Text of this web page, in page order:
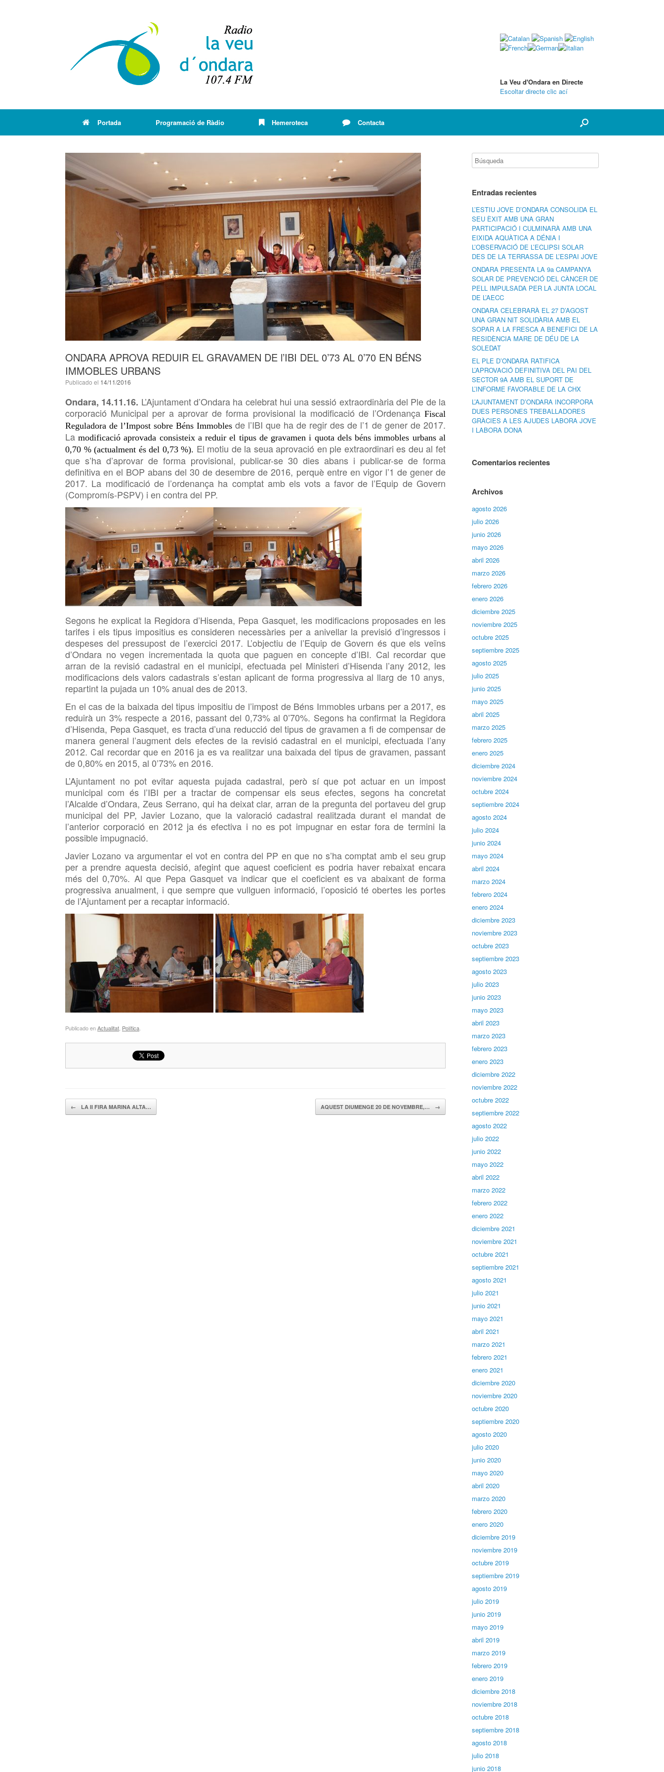
La Veu d'Ondara en Directe
Escoltar directe clic ací
Portada Programació de Ràdio Hemeroteca Contacta
ONDARA APROVA REDUIR EL GRAVAMEN DE l’IBI DEL 0’73 AL 0’70 EN BÉNS
IMMOBLES URBANS
Publicado el 14/11/2016
Ondara, 14.11.16. L’Ajuntament d’Ondara ha celebrat hui unasessió extraordinàriadel Ple de la
corporació Municipal per a aprovar de forma provisional la modificació de l’OrdenançaFiscal
Reguladora de l’Impost sobre Béns Immoblesde l’IBI que ha de regir des de l’1 de gener de 2017.
La modificació aprovada consisteix areduir el tipus de gravamen i quota dels béns immobles urbans al
0,70 % (actualment és del 0,73 %). El motiu de la seua aprovació en ple extraordinari es deu al fet
que s’ha d’aprovar de forma provisional, publicar-se 30 dies abans i publicar-se de forma
definitiva en el BOP abans del 30 de desembre de 2016, perquè entre en vigor l’1 de gener de
2017. La modificació de l’ordenança ha comptat amb els vots a favor de l’Equip de Govern
(Compromís-PSPV) i en contra del PP.
Segons he explicat la Regidora d’Hisenda, Pepa Gasquet, lesmodificacionsproposades en les
tarifes i els tipus impositius es consideren necessàries per a anivellar la previsió d’ingressos i
despeses del pressupost de l’exercici 2017. L’objectiu de l’Equip de Govern és que els veïns
d’Ondara no vegen incrementada la quota que paguen en concepte d’IBI. Cal recordar que
arran de la revisió cadastral en el municipi, efectuada pel Ministeri d’Hisenda l’any 2012, les
modificacions dels valors cadastrals s’estan aplicantde forma progressiva al llarg de 10 anys,
repartint la pujada un 10% anual des de 2013.
En el cas de la baixada del tipus impositiu de l’impost de Béns Immobles urbans per a 2017, es
reduirà un 3% respecte a 2016, passant del 0,73% al 0’70%. Segons ha confirmat la Regidora
d’Hisenda, Pepa Gasquet, es tracta d’una reducció del tipus de gravamen a fi de compensar de
manera general l’augment dels efectes de la revisió cadastral en el municipi, efectuada l’any
2012. Cal recordar que en 2016 ja es va realitzar una baixada del tipus de gravamen, passant
de 0,80% en 2015, al 0’73% en 2016.
L’Ajuntament no pot evitar aquesta pujada cadastral, però sí que pot actuar en un impost
municipal com és l’IBI per a tractar de compensar els seus efectes, segons ha concretat
l’Alcalde d’Ondara, Zeus Serrano, qui ha deixat clar, arran de la pregunta del portaveu del grup
municipal del PP, Javier Lozano, que la valoració cadastral realitzada durant el mandat de
l’anterior corporació en 2012 ja és efectiva i no es pot impugnar en estar fora de termini la
possible impugnació.
Javier Lozano va argumentar el vot en contra del PP en que no s’ha comptat amb el seu grup
per a prendre aquesta decisió, afegint que aquest coeficient es podria haver rebaixat encara
més del 0,70%. Al que Pepa Gasquet va indicar que el coeficient es va abaixant de forma
progressiva anualment, i que sempre que vullguen informació, l’oposició té obertes les portes
de l’Ajuntament per a recaptar informació.
Publicado enActualitat Política
Navegador de artículos
← LA II FIRA MARINA ALTA… AQUEST DIUMENGE 20 DE NOVEMBRE,… →
Entradas recientes
L’ESTIU JOVE D’ONDARA CONSOLIDA EL
SEU ÈXIT AMB UNA GRAN
PARTICIPACIÓ I CULMINARÀ AMB UNA
EIXIDA AQUÀTICA A DÉNIA I
L’OBSERVACIÓ DE L’ECLIPSI SOLAR
DES DE LA TERRASSA DE L’ESPAI JOVE
ONDARA PRESENTA LA 9a CAMPANYA
SOLAR DE PREVENCIÓ DEL CÀNCER DE
PELL IMPULSADA PER LA JUNTA LOCAL
DE L’AECC
ONDARA CELEBRARÀ EL 27 D’AGOST
UNA GRAN NIT SOLIDÀRIA AMB EL
SOPAR A LA FRESCA A BENEFICI DE LA
RESIDÈNCIA MARE DE DÉU DE LA
SOLEDAT
EL PLE D’ONDARA RATIFICA
L’APROVACIÓ DEFINITIVA DEL PAI DEL
SECTOR 9A AMB EL SUPORT DE
L’INFORME FAVORABLE DE LA CHX
L’AJUNTAMENT D’ONDARA INCORPORA
DUES PERSONES TREBALLADORES
GRÀCIES A LES AJUDES LABORA JOVE
I LABORA DONA
Comentarios recientes
Archivos
agosto 2026
julio 2026
junio 2026
mayo 2026
abril 2026
marzo 2026
febrero 2026
enero 2026
diciembre 2025
noviembre 2025
octubre 2025
septiembre 2025
agosto 2025
julio 2025
junio 2025
mayo 2025
abril 2025
marzo 2025
febrero 2025
enero 2025
diciembre 2024
noviembre 2024
octubre 2024
septiembre 2024
agosto 2024
julio 2024
junio 2024
mayo 2024
abril 2024
marzo 2024
febrero 2024
enero 2024
diciembre 2023
noviembre 2023
octubre 2023
septiembre 2023
agosto 2023
julio 2023
junio 2023
mayo 2023
abril 2023
marzo 2023
febrero 2023
enero 2023
diciembre 2022
noviembre 2022
octubre 2022
septiembre 2022
agosto 2022
julio 2022
junio 2022
mayo 2022
abril 2022
marzo 2022
febrero 2022
enero 2022
diciembre 2021
noviembre 2021
octubre 2021
septiembre 2021
agosto 2021
julio 2021
junio 2021
mayo 2021
abril 2021
marzo 2021
febrero 2021
enero 2021
diciembre 2020
noviembre 2020
octubre 2020
septiembre 2020
agosto 2020
julio 2020
junio 2020
mayo 2020
abril 2020
marzo 2020
febrero 2020
enero 2020
diciembre 2019
noviembre 2019
octubre 2019
septiembre 2019
agosto 2019
julio 2019
junio 2019
mayo 2019
abril 2019
marzo 2019
febrero 2019
enero 2019
diciembre 2018
noviembre 2018
octubre 2018
septiembre 2018
agosto 2018
julio 2018
junio 2018